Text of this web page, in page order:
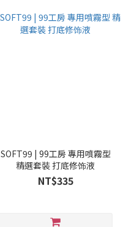
SOFT99 | 99工房 專用噴霧型
精選套裝 打底修饰液
NT$335